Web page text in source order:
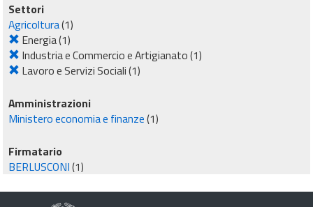
Settori
Agricoltura(1)
Energia(1)
Industria e Commercio e Artigianato(1)
Lavoro e Servizi Sociali(1)
Amministrazioni
Ministero economia e finanze(1)
Firmatario
BERLUSCONI(1)